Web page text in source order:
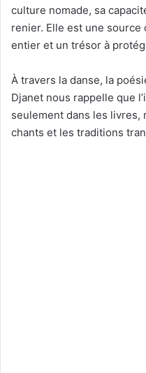
culture nomade, sa
renier. Elle est une source
entier et un trésor à
À travers la danse, la
Djanet nous rappelle que
seulement dans les livres,
chants et les traditions